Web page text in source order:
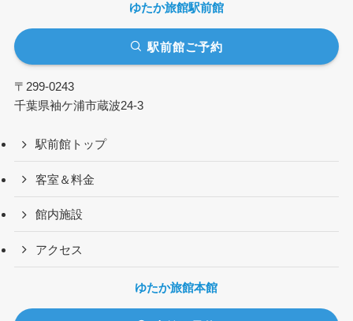
ゆたか旅館駅前館
駅前館ご予約
〒299-0243
千葉県袖ケ浦市蔵波24-3
駅前館トップ
客室＆料金
館内施設
アクセス
ゆたか旅館本館